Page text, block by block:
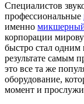
Специалистов
профессиональные
именно
корпорации
быстро стал
результате самым
это все та же
оборудование,
момент и